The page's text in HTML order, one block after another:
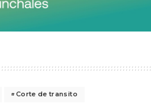
Corte de transito